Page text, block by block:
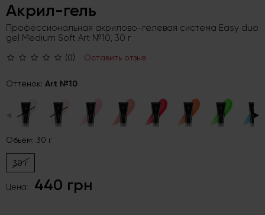
Акрил-гель
Профессиональная акрилово-гелевая система Easy duo
gel Medium Soft Art №10, 30 г
(0) Оставить отзыв
Оттенок: Art №10
▶
Обьем: 30 г
30 г
Цена: 440 грн